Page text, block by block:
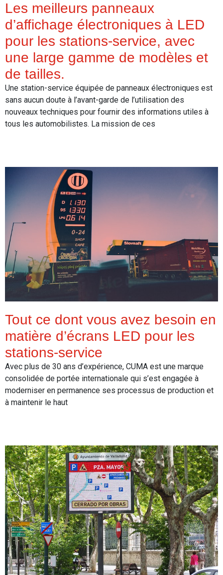
Les meilleurs panneaux
d’affichage électroniques à LED
pour les stations-service, avec
une large gamme de modèles et
de tailles.
Une station-service équipée de panneaux électroniques est
sans aucun doute à l’avant-garde de l’utilisation des
nouveaux techniques pour fournir des informations utiles à
tous les automobilistes. La mission de ces
Tout ce dont vous avez besoin en
matière d’écrans LED pour les
stations-service
Avec plus de 30 ans d’expérience, CUMA est une marque
consolidée de portée internationale qui s’est engagée à
moderniser en permanence ses processus de production et
à maintenir le haut